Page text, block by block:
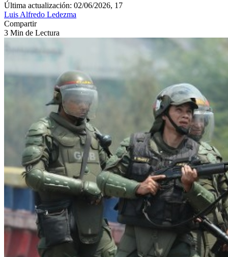
Última actualización: 02/06/2026, 17
Luis Alfredo Ledezma
Compartir
3 Min de Lectura